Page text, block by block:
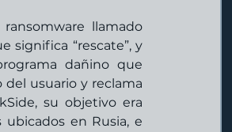
llamado
significa “rescate”, y
dañino que
usuario y reclama
su objetivo era
en Rusia, e